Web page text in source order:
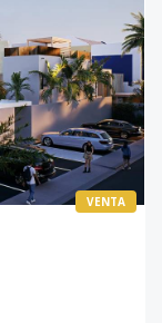
VENTA